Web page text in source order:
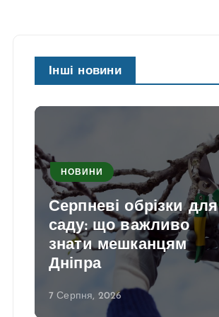
Інші новини
НОВИНИ
Серпневі обрізки для
саду: що важливо
знати мешканцям
Дніпра
7 Серпня, 2026